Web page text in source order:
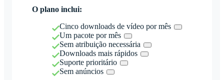
O plano inclui:
Cinco downloads de vídeo por mês
Um pacote por mês
Sem atribuição necessária
Downloads mais rápidos
Suporte prioritário
Sem anúncios